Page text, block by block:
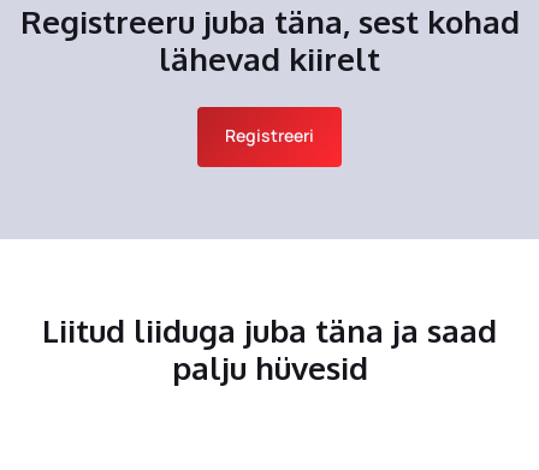
Registreeru juba täna, sest kohad
lähevad kiirelt
Registreeri
Liitud liiduga juba täna ja saad
palju hüvesid